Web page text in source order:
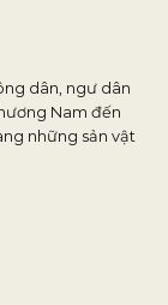
dân, ngư dân
Nam đến
những sản vật